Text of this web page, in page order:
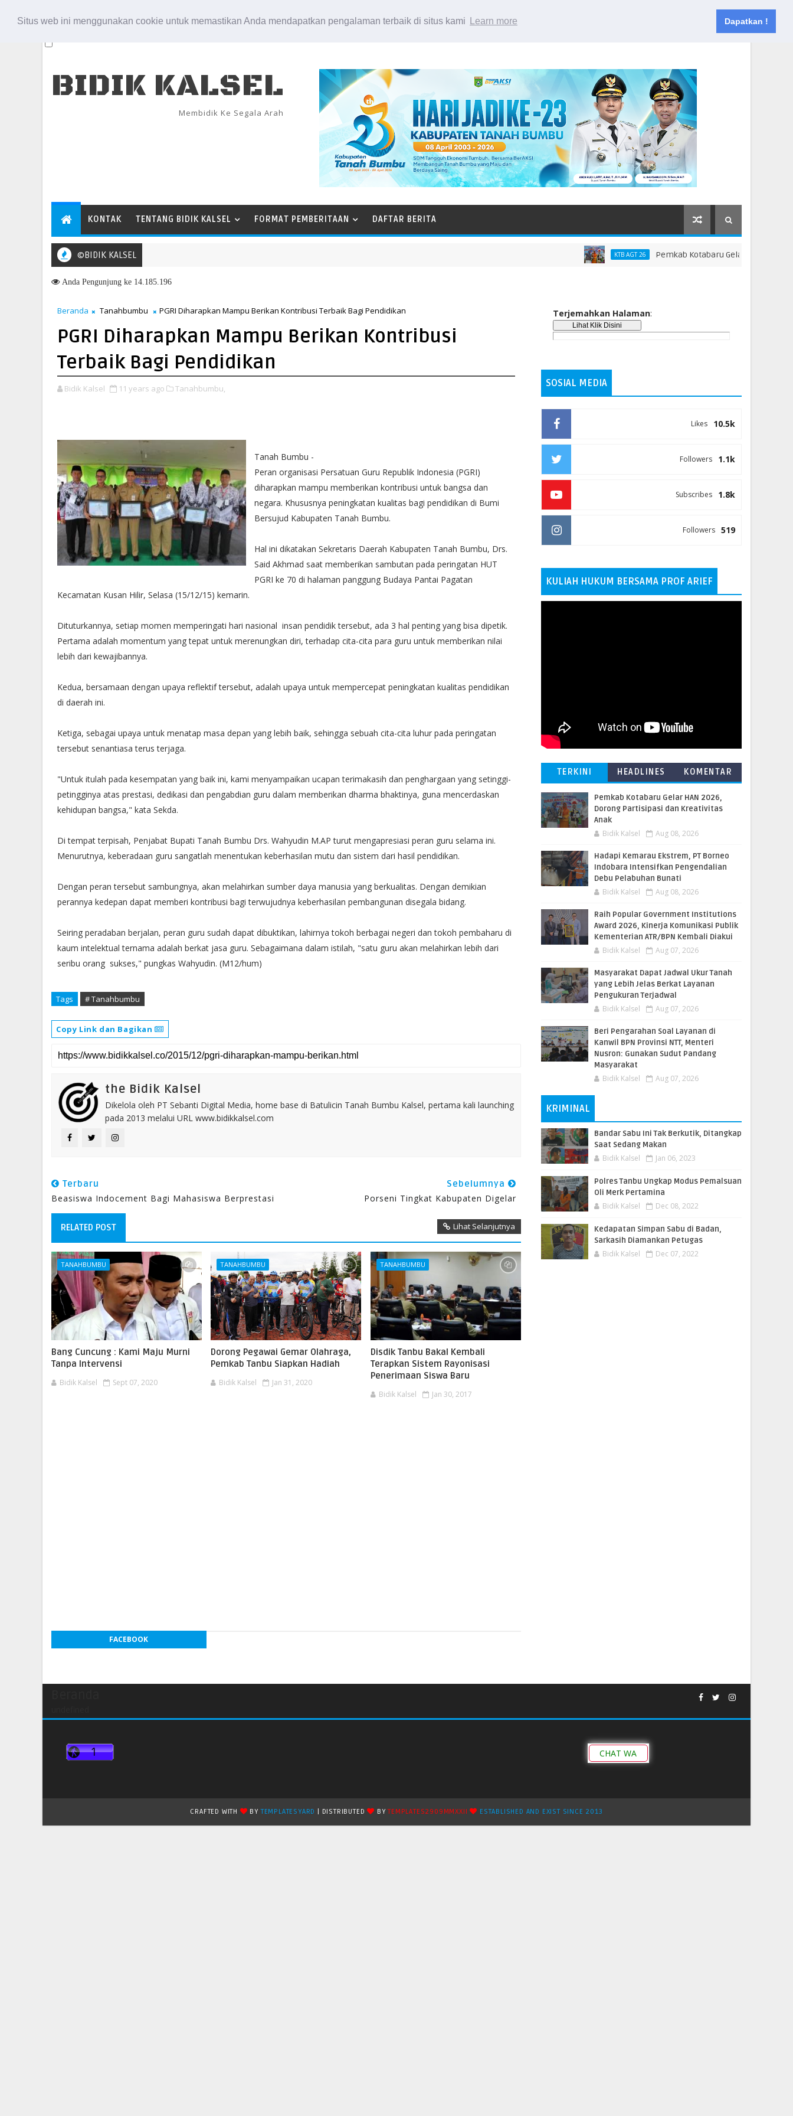
Situs web ini menggunakan cookie untuk memastikan Anda mendapatkan pengalaman terbaik di situs kami Learn more Dapatkan !
Kontak
BIDIK KALSEL
Membidik Ke Segala Arah
KONTAK TENTANG BIDIK KALSEL FORMAT PEMBERITAAN DAFTAR BERITA
©BIDIK KALSEL KTB AGT 26 Pemkab Kotabaru Gelar HAN 2026,
Anda Pengunjung ke 14.185.196
Beranda Tanahbumbu PGRI Diharapkan Mampu Berikan Kontribusi Terbaik Bagi Pendidikan‬
PGRI Diharapkan Mampu Berikan Kontribusi
Terbaik Bagi Pendidikan‬
Bidik Kalsel 11 years ago Tanahbumbu,
Tanah Bumbu -
Peran organisasi Persatuan Guru Republik Indonesia (PGRI)
diharapkan mampu memberikan kontribusi untuk bangsa dan
negara. Khususnya peningkatan kualitas bagi pendidikan di Bumi
Bersujud Kabupaten Tanah Bumbu.‬
‪Hal ini dikatakan Sekretaris Daerah Kabupaten Tanah Bumbu, Drs.
Said Akhmad saat memberikan sambutan pada peringatan HUT
PGRI ke 70 di halaman panggung Budaya Pantai Pagatan
Kecamatan Kusan Hilir, Selasa (15/12/15) kemarin.‬
‪Dituturkannya, setiap momen memperingati hari nasional insan pendidik tersebut, ada 3 hal penting yang bisa dipetik.
Pertama adalah momentum yang tepat untuk merenungkan diri, terhadap cita-cita para guru untuk memberikan nilai
lebih dari kewajibannya.‬
‪Kedua, bersamaan dengan upaya reflektif tersebut, adalah upaya untuk mempercepat peningkatan kualitas pendidikan
di daerah ini.‬
‪Ketiga, sebagai upaya untuk menatap masa depan yang lebih baik, sehingga sebuah cita-cita luhur pada peringatan
tersebut senantiasa terus terjaga.‬
‪"Untuk itulah pada kesempatan yang baik ini, kami menyampaikan ucapan terimakasih dan penghargaan yang setinggi-
petingginya atas prestasi, dedikasi dan pengabdian guru dalam memberikan dharma bhaktinya, guna mencerdaskan
kehidupan bangsa," kata Sekda.‬
‪Di tempat terpisah, Penjabat Bupati Tanah Bumbu Drs. Wahyudin M.AP turut mengapresiasi peran guru selama ini.
Menurutnya, keberadaan guru sangatlah menentukan keberhasilan mutu dan sistem dari hasil pendidikan.‬
‪Dengan peran tersebut sambungnya, akan melahirkan sumber daya manusia yang berkualitas. Dengan demikian
perannya kedepan dapat memberi kontribusi bagi terwujudnya keberhasilan pembangunan disegala bidang.‬
‪Seiring peradaban berjalan, peran guru sudah dapat dibuktikan, lahirnya tokoh berbagai negeri dan tokoh pembaharu di
kaum intelektual ternama adalah berkat jasa guru. Sebagaimana dalam istilah, "satu guru akan melahirkan lebih dari
seribu orang sukses," pungkas Wahyudin. (M12/hum)‬
Tags # Tanahbumbu
Copy Link dan Bagikan
the Bidik Kalsel
Dikelola oleh PT Sebanti Digital Media, home base di Batulicin Tanah Bumbu Kalsel, pertama kali launching
pada 2013 melalui URL www.bidikkalsel.com
Terbaru
Beasiswa Indocement Bagi Mahasiswa Berprestasi
Sebelumnya
Porseni Tingkat Kabupaten Digelar
RELATED POST Lihat Selanjutnya
TANAHBUMBU
Bang Cuncung : Kami Maju Murni
Tanpa Intervensi
Bidik Kalsel Sept 07, 2020
TANAHBUMBU
Dorong Pegawai Gemar Olahraga,
Pemkab Tanbu Siapkan Hadiah
Bidik Kalsel Jan 31, 2020
TANAHBUMBU
Disdik Tanbu Bakal Kembali
Terapkan Sistem Rayonisasi
Penerimaan Siswa Baru
Bidik Kalsel Jan 30, 2017
FACEBOOK
Terjemahkan Halaman:
SOSIAL MEDIA
10.5k
Likes
1.1k
Followers
1.8k
Subscribes
519
Followers
KULIAH HUKUM BERSAMA PROF ARIEF
TERKINI HEADLINES KOMENTAR
Pemkab Kotabaru Gelar HAN 2026,
Dorong Partisipasi dan Kreativitas
Anak
Bidik Kalsel Aug 08, 2026
​Hadapi Kemarau Ekstrem, PT Borneo
Indobara Intensifkan Pengendalian
Debu Pelabuhan Bunati
Bidik Kalsel Aug 08, 2026
Raih Popular Government Institutions
Award 2026, Kinerja Komunikasi Publik
Kementerian ATR/BPN Kembali Diakui
Bidik Kalsel Aug 07, 2026
Masyarakat Dapat Jadwal Ukur Tanah
yang Lebih Jelas Berkat Layanan
Pengukuran Terjadwal
Bidik Kalsel Aug 07, 2026
Beri Pengarahan Soal Layanan di
Kanwil BPN Provinsi NTT, Menteri
Nusron: Gunakan Sudut Pandang
Masyarakat
Bidik Kalsel Aug 07, 2026
KRIMINAL
Bandar Sabu Ini Tak Berkutik, Ditangkap
Saat Sedang Makan
Bidik Kalsel Jan 06, 2023
Polres Tanbu Ungkap Modus Pemalsuan
Oli Merk Pertamina
Bidik Kalsel Dec 08, 2022
Kedapatan Simpan Sabu di Badan,
Sarkasih Diamankan Petugas
Bidik Kalsel Dec 07, 2022
CHAT WA
CRAFTED WITH BYTEMPLATESYARD | DISTRIBUTED BYTEMPLATES2909MMXXII ESTABLISHED AND EXIST SINCE 2013